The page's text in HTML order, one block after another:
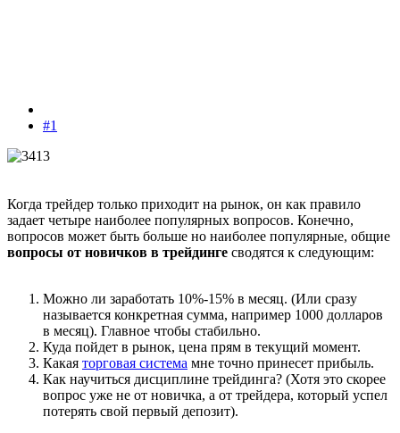
#1
Когда трейдер только приходит на рынок, он как правило
задает четыре наиболее популярных вопросов. Конечно,
вопросов может быть больше но наиболее популярные, общие
вопросы от новичков в трейдинге сводятся к следующим:
Можно ли заработать 10%-15% в месяц. (Или сразу
называется конкретная сумма, например 1000 долларов
в месяц). Главное чтобы стабильно.
Куда пойдет в рынок, цена прям в текущий момент.
Какая торговая система мне точно принесет прибыль.
Как научиться дисциплине трейдинга? (Хотя это скорее
вопрос уже не от новичка, а от трейдера, который успел
потерять свой первый депозит).